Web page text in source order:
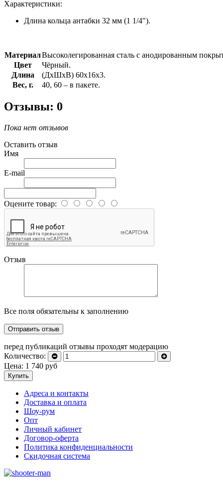
Характеристики:
Длина кольца антабки 32 мм (1 1/4").
МатериалВысоколегированная сталь с анодированным
Цвет
Чёрный.
Длина
(ДхШхВ) 60х16х3.
Вес, г.
40, 60 – в пакете.
Отзывы: 0
Пока нет отзывов
Оставить отзыв
Имя
E-mail
Оцените товар:
Отзыв
Все поля обязательны к заполнению
перед публикаций отзывы проходят модерацию
Количество:
Цена: 1 740 руб
Купить
Адреса и контакты
Доставка и оплата
Шоу-рум
Опт
Личный кабинет
Договор-оферта
Политика конфиденциальности
Скидочная система